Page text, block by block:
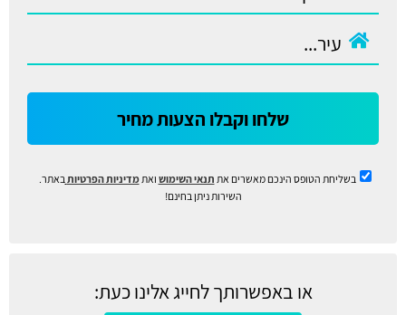
שלחו וקבלו הצעות מחיר
בשליחת הטופס הינכם מאשרים את תנאי השימוש ואתמדיניות הפרטיותבאתר.
השירות ניתן בחינם!
או באפשרותך לחייג אלינו כעת: